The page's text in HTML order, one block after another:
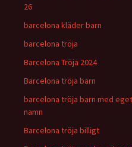
26
barcelona kläder barn
barcelona tröja
Barcelona Tröja 2024
Barcelona tröja barn
barcelona tröja barn med eget
namn
Barcelona tröja billigt